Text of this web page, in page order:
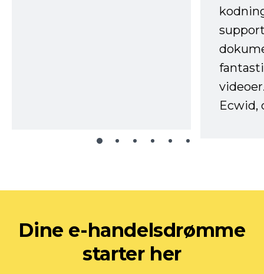
Ecwid,
Dine e-handelsdrømme
starter her